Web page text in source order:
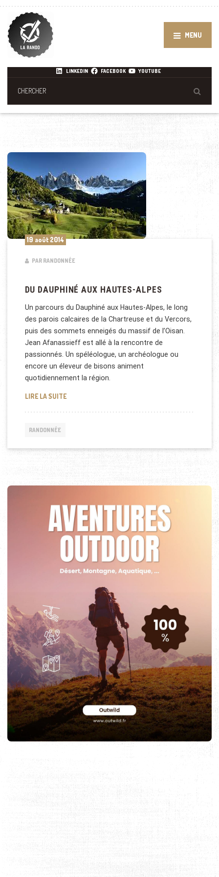
MENU
LINKEDIN FACEBOOK YOUTUBE
19 août 2014
PAR RANDONNÉE
DU DAUPHINÉ AUX HAUTES-ALPES
Un parcours du Dauphiné aux Hautes-Alpes, le long
des parois calcaires de la Chartreuse et du Vercors,
puis des sommets enneigés du massif de l’Oisan.
Jean Afanassieff est allé à la rencontre de
passionnés. Un spéléologue, un archéologue ou
encore un éleveur de bisons animent
quotidiennement la région.
LIRE LA SUITEDU DAUPHINÉ AUX HAUTES-ALPES
RANDONNÉE